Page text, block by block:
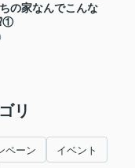
の家なんでこんな
リ
ペーン イベント